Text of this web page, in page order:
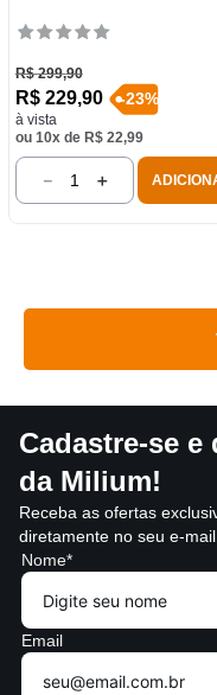
R$ 299,90
R$ 229,90
à vista
-23%
ou 10x de R$ 22,99
＋
－
Cadastre-se
da Milium!
Receba as ofertas
diretamente no seu e-mail.
Nome*
Email